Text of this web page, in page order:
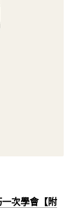
次學會【附